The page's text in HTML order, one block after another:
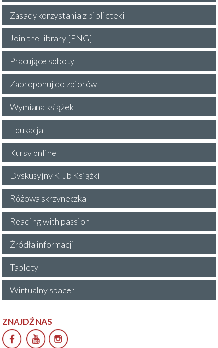
Zasady korzystania z biblioteki
Join the library [ENG]
Pracujące soboty
Zaproponuj do zbiorów
Wymiana książek
Edukacja
Kursy online
Dyskusyjny Klub Książki
Różowa skrzyneczka
Reading with passion
Źródła informacji
Tablety
Wirtualny spacer
ZNAJDŹ NAS